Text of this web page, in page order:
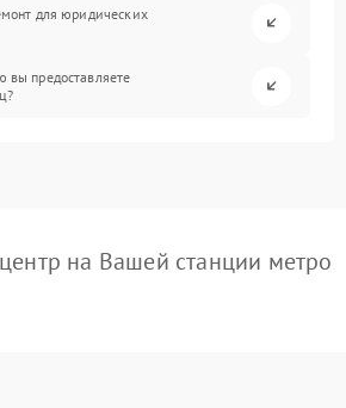
для юридических
предоставляете
на Вашей станции метро